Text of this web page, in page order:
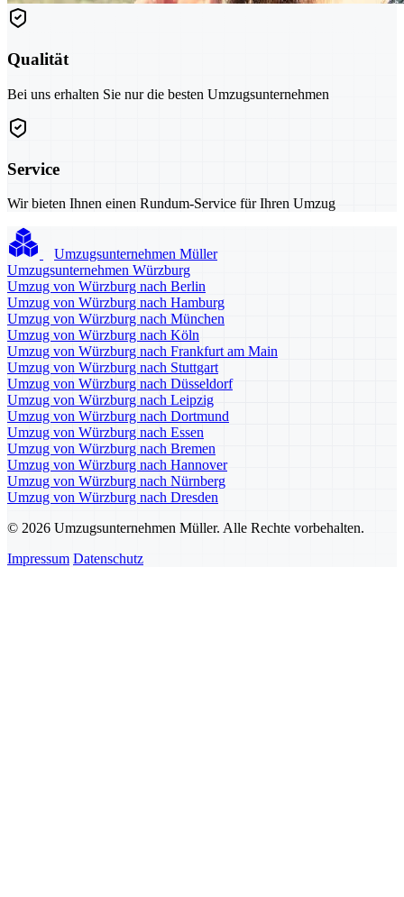
Qualität
Bei uns erhalten Sie nur die besten Umzugsunternehmen
Service
Wir bieten Ihnen einen Rundum-Service für Ihren Umzug
Umzugsunternehmen Müller
Umzugsunternehmen Würzburg
Umzug von Würzburg nach Berlin
Umzug von Würzburg nach Hamburg
Umzug von Würzburg nach München
Umzug von Würzburg nach Köln
Umzug von Würzburg nach Frankfurt am Main
Umzug von Würzburg nach Stuttgart
Umzug von Würzburg nach Düsseldorf
Umzug von Würzburg nach Leipzig
Umzug von Würzburg nach Dortmund
Umzug von Würzburg nach Essen
Umzug von Würzburg nach Bremen
Umzug von Würzburg nach Hannover
Umzug von Würzburg nach Nürnberg
Umzug von Würzburg nach Dresden
© 2026 Umzugsunternehmen Müller. Alle Rechte vorbehalten.
Impressum Datenschutz